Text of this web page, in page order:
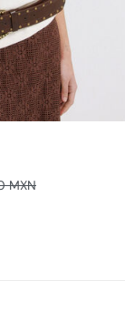
MXN